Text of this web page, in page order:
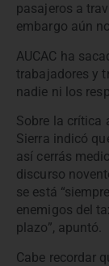
pasajeros a
embargo aún
AUCAC ha
trabajadores y
nadie ni los
Sobre la crítica
Sierra indicó
así cerrás
discurso
se está
enemigos del
plazo”, apuntó.
Cabe recordar